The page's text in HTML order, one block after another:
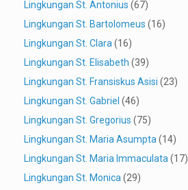
Lingkungan St. Antonius (67)
Lingkungan St. Bartolomeus (16)
Lingkungan St. Clara (16)
Lingkungan St. Elisabeth (39)
Lingkungan St. Fransiskus Asisi (23)
Lingkungan St. Gabriel (46)
Lingkungan St. Gregorius (75)
Lingkungan St. Maria Asumpta (14)
Lingkungan St. Maria Immaculata (17)
Lingkungan St. Monica (29)